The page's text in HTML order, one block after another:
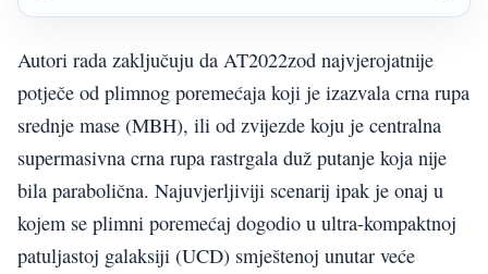
Autori rada zaključuju da AT2022zod najvjerojatnije
potječe od plimnog poremećaja koji je izazvala crna rupa
srednje mase (MBH), ili od zvijezde koju je centralna
supermasivna crna rupa rastrgala duž putanje koja nije
bila parabolična. Najuvjerljiviji scenarij ipak je onaj u
kojem se plimni poremećaj dogodio u ultra-kompaktnoj
patuljastoj galaksiji (UCD) smještenoj unutar veće